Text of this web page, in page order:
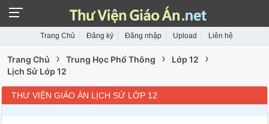
Trang Chủ Đăng ký Đăng nhập Upload Liên hệ
Trang Chủ › Trung Học Phổ Thông › Lớp 12 ›
Lịch Sử Lớp 12
THƯ VIỆN GIÁO ÁN LỊCH SỬ LỚP 12